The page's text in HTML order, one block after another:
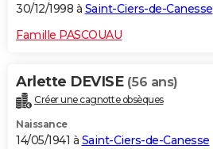
30/12/1998 à Saint-Ciers-de-Canesse
Famille PASCOUAU
Arlette DEVISE (56 ans)
Créer une cagnotte obsèques
Naissance
14/05/1941 à Saint-Ciers-de-Canesse